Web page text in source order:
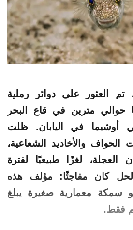
تم العثور على دوائر
رملية
حوالي مترين في قاع البحر
أوشيما في اليابان. ظلت
الحواف والأخاديد الشعاعية،
العجلة، لغزًا طبيعيًا لفترة
كان مفاجئًا: مؤلف هذه
سمكة معمارية صغيرة يبلغ